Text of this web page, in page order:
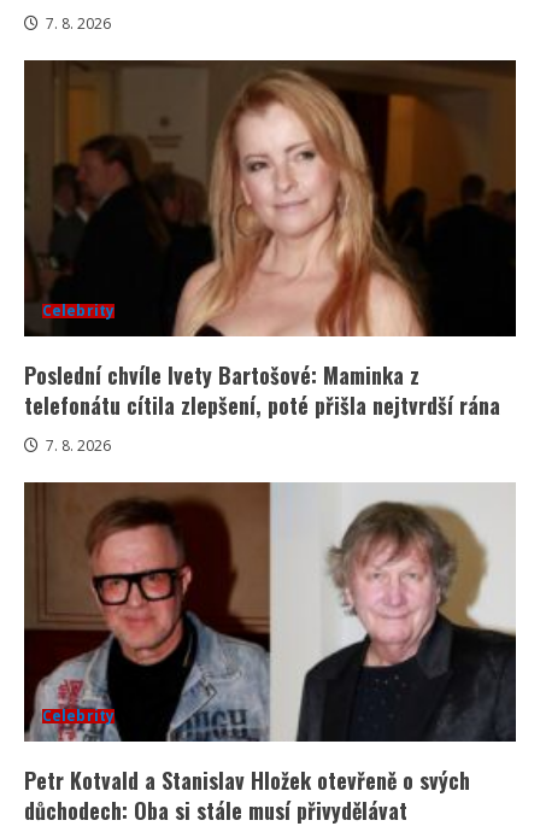
7. 8. 2026
Celebrity
Poslední chvíle Ivety Bartošové: Maminka z
telefonátu cítila zlepšení, poté přišla nejtvrdší rána
7. 8. 2026
Celebrity
Petr Kotvald a Stanislav Hložek otevřeně o svých
důchodech: Oba si stále musí přivydělávat